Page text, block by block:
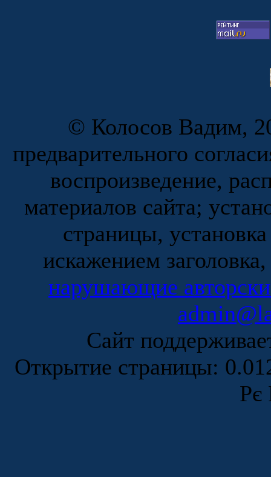
© Колосов Вадим,
предварительного
воспроизведение,
материалов сайта;
страницы,
искажением
нарушающие
Сайт
Открытие страницы:
Рє